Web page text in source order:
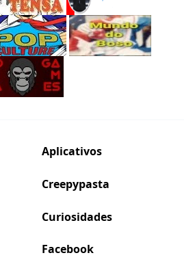
Aplicativos
Creepypasta
Curiosidades
Facebook